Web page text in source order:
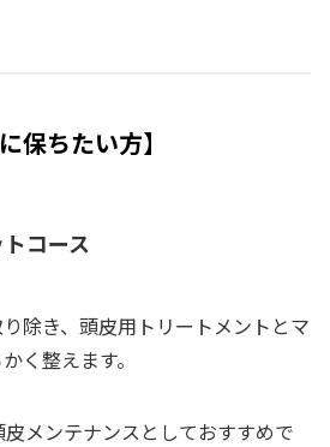
保ちたい方】
コース
除き、頭皮用トリートメントとマ
く整えます。
メンテナンスとしておすすめで